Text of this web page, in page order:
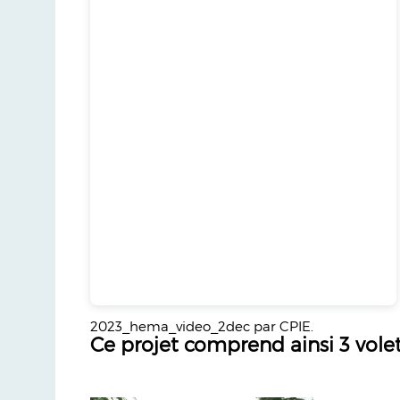
2023_hema_video_2dec par CPIE.
Ce projet comprend ainsi 3